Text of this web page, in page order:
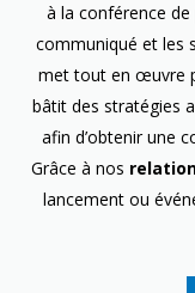
à la conférence
communiqué et les
met tout en œuvre
bâtit des stratégies
afin d’obtenir une
Grâce à nos
lancement ou